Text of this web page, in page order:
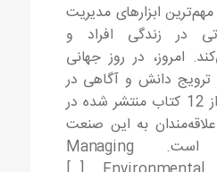
ابزارهای مدیریت
در زندگی افراد و
امروز، در روز جهانی
دانش و آگاهی در
حوزه بیمه، فهرستی از 12 کتاب منتشر شده در
برای علاقه‌مندان به این صنعت
گردآوری کرده است. Managing